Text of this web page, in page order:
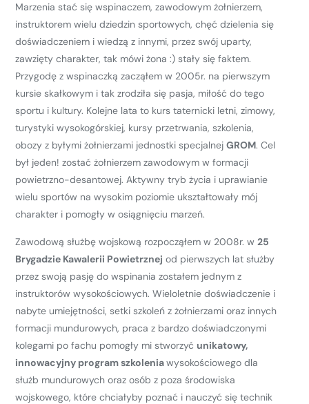
Marzenia stać się wspinaczem, zawodowym żołnierzem,
instruktorem wielu dziedzin sportowych, chęć dzielenia się
doświadczeniem i wiedzą z innymi, przez swój uparty,
zawzięty charakter, tak mówi żona :) stały się faktem.
Przygodę z wspinaczką zacząłem w 2005r. na pierwszym
kursie skałkowym i tak zrodziła się pasja, miłość do tego
sportu i kultury. Kolejne lata to kurs taternicki letni, zimowy,
turystyki wysokogórskiej, kursy przetrwania, szkolenia,
obozy z byłymi żołnierzami jednostki specjalnej GROM. Cel
był jeden! zostać żołnierzem zawodowym w formacji
powietrzno-desantowej. Aktywny tryb życia i uprawianie
wielu sportów na wysokim poziomie ukształtowały mój
charakter i pomogły w osiągnięciu marzeń.
Zawodową służbę wojskową rozpocząłem w 2008r. w 25
Brygadzie Kawalerii Powietrznej od pierwszych lat służby
przez swoją pasję do wspinania zostałem jednym z
instruktorów wysokościowych. Wieloletnie doświadczenie i
nabyte umiejętności, setki szkoleń z żołnierzami oraz innych
formacji mundurowych, praca z bardzo doświadczonymi
kolegami po fachu pomogły mi stworzyć unikatowy,
innowacyjny program szkoleniawysokościowego dla
służb mundurowych oraz osób z poza środowiska
wojskowego, które chciałyby poznać i nauczyć się technik